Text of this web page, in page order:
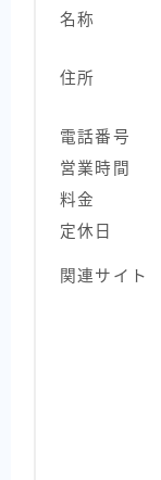
名称
住所
電話番号
営業時間
料金
定休日
関連サイト